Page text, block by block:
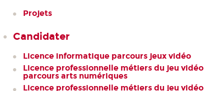
Projets
Candidater
Licence informatique parcours jeux vidéo
Licence professionnelle métiers du jeu vidéo
parcours arts numériques
Licence professionnelle métiers du jeu vidéo